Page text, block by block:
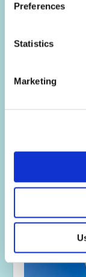
Preferences
Statistics
Marketing
Luft- und
Lichthärtende
Bereichen
und